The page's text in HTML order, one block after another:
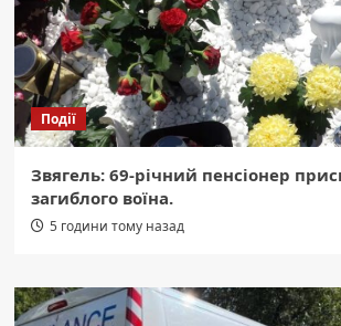
Події
Звягель: 69-річний пенсіонер
загиблого воїна.
5 години тому назад